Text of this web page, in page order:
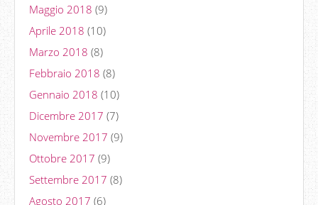
Maggio 2018 (9)
Aprile 2018 (10)
Marzo 2018 (8)
Febbraio 2018 (8)
Gennaio 2018 (10)
Dicembre 2017 (7)
Novembre 2017 (9)
Ottobre 2017 (9)
Settembre 2017 (8)
Agosto 2017 (6)